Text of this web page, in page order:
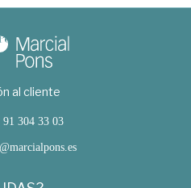
al cliente
304 33 03